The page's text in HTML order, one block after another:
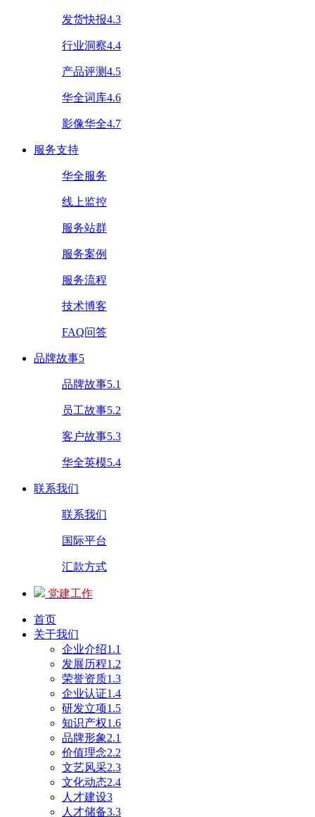
发货快报4.3
行业洞察4.4
产品评测4.5
华全词库4.6
影像华全4.7
服务支持
华全服务
线上监控
服务站群
服务案例
服务流程
技术博客
FAQ问答
品牌故事5
品牌故事5.1
员工故事5.2
客户故事5.3
华全英模5.4
联系我们
联系我们
国际平台
汇款方式
党建工作
首页
关于我们
企业介绍1.1
发展历程1.2
荣誉资质1.3
企业认证1.4
研发立项1.5
知识产权1.6
品牌形象2.1
价值理念2.2
文艺风采2.3
文化动态2.4
人才建设3
人才储备3.3